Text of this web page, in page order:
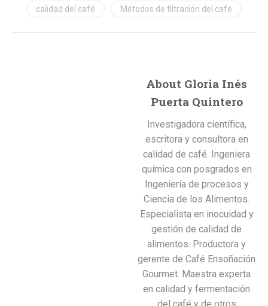
calidad del café Métodos de filtración del café
About Gloria Inés
Puerta Quintero
Investigadora científica,
escritora y consultora en
calidad de café. Ingeniera
química con posgrados en
Ingeniería de procesos y
Ciencia de los Alimentos.
Especialista en inocuidad y
gestión de calidad de
alimentos. Productora y
gerente de Café Ensoñación
Gourmet. Maestra experta
en calidad y fermentación